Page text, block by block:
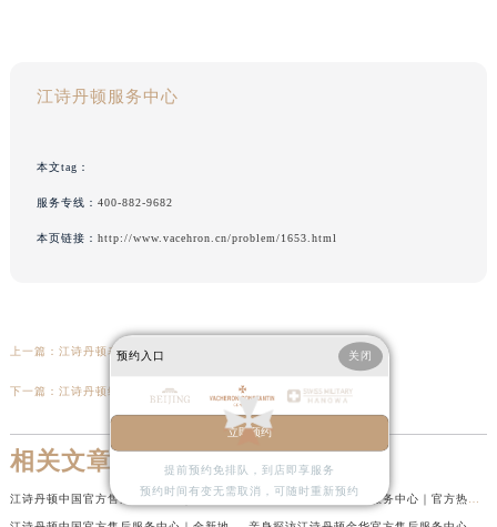
江诗丹顿服务中心
本文tag：
服务专线： 400-882-9682
本页链接： http://www.vacehron.cn/problem/1653.html
上一篇： 江诗丹顿表蒙划痕处理办法盘点（专业修复技巧与注意事项）
下一篇： 江诗丹顿维修售后中心门店电话
相关文章
江诗丹顿中国官方售后服务中心｜服务热线及全部维修地址权威信息通告（2026年7月最新）
预约入口 关闭
立即预约
提前预约免排队，到店即享服务
预约时间有变无需取消，可随时重新预约